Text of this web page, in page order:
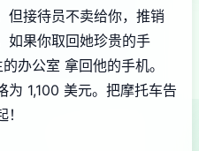
但接待员不卖给你，推销
如果你取回她珍贵的手
办公室 拿回他的手机。
为 1,100 美元。把摩托车告